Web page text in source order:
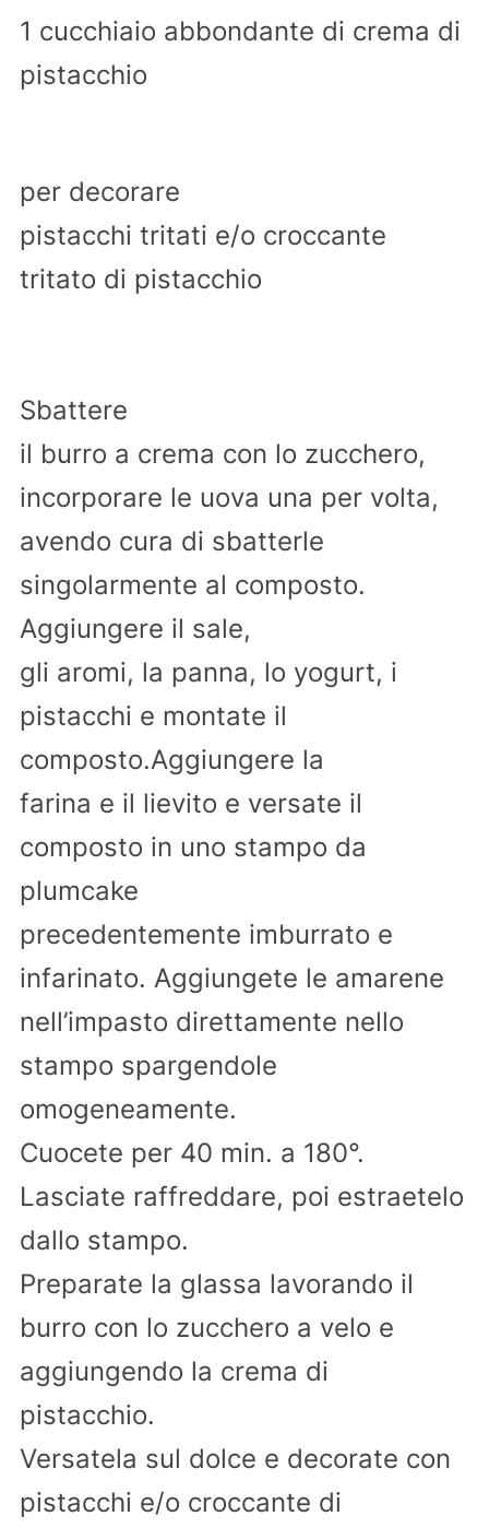
1 cucchiaio abbondante di crema di
pistacchio
per decorare
pistacchi tritati e/o croccante
tritato di pistacchio
Sbattere
il burro a crema con lo zucchero,
incorporare le uova una per volta,
avendo cura di sbatterle
singolarmente al composto.
Aggiungere il sale,
gli aromi, la panna, lo yogurt, i
pistacchi e montate il
composto.Aggiungere la
farina e il lievito e versate il
composto in uno stampo da
plumcake
precedentemente imburrato e
infarinato. Aggiungete le amarene
nell’impasto direttamente nello
stampo spargendole
omogeneamente.
Cuocete per 40 min. a 180°.
Lasciate raffreddare, poi estraetelo
dallo stampo.
Preparate la glassa lavorando il
burro con lo zucchero a velo e
aggiungendo la crema di
pistacchio.
Versatela sul dolce e decorate con
pistacchi e/o croccante di